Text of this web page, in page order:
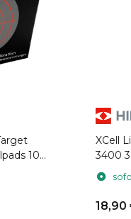
10
XCell
3400
für
18,90